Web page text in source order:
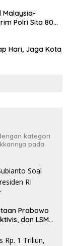
Malaysia-
Polri Sita 80
Hari, Jaga Kota
kategori
pada
Prabowo
dan LSM
Anti Kritik!”